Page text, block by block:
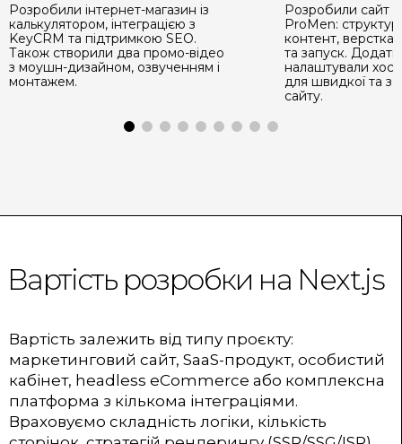
Розробили інтернет-магазин із
калькулятором, інтеграцією з
KeyCRM та підтримкою SEO.
Також створили два промо-відео
з моушн-дизайном, озвученням і
монтажем.
Розробили сайт
ProMen:
контент,
та запуск.
налаштували
для швидкої та
сайту.
Вартість розробки на Next.js
Вартість залежить від типу проєкту:
маркетинговий сайт, SaaS-продукт, особистий
кабінет, headless eCommerce або комплексна
платформа з кількома інтеграціями.
Враховуємо складність логіки, кількість